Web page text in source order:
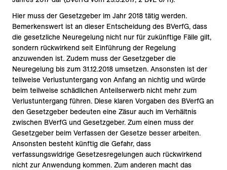
Hier muss der Gesetzgeber im Jahr 2018 tätig werden.
Bemerkenswert ist an dieser Entscheidung des BVerfG, dass
die gesetzliche Neuregelung nicht nur für zukünftige Fälle gilt,
sondern rückwirkend seit Einführung der Regelung
anzuwenden ist. Zudem muss der Gesetzgeber die
Neuregelung bis zum 31.12.2018 umsetzen. Ansonsten ist der
teilweise Verlustuntergang von Anfang an nichtig und würde
beim teilweise schädlichen Anteilserwerb nicht mehr zum
Verlustuntergang führen. Diese klaren Vorgaben des BVerfG an
den Gesetzgeber bedeuten eine Zäsur auch im Verhältnis
zwischen BVerfG und Gesetzgeber. Zum einen muss der
Gesetzgeber beim Verfassen der Gesetze besser arbeiten.
Ansonsten besteht künftig die Gefahr, dass
verfassungswidrige Gesetzesregelungen auch rückwirkend
nicht zur Anwendung kommen. Zum anderen macht das